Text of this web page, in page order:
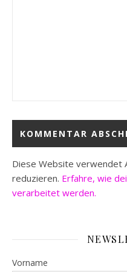
Diese Website verwendet
reduzieren. Erfahre, wie
verarbeitet werden.
Vorname